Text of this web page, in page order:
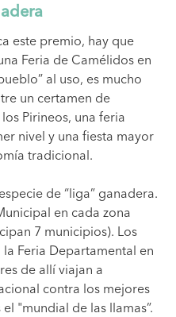
este premio, hay que
Feria de Camélidos en
al uso, es mucho
un certamen de
Pirineos, una feria
nivel y una fiesta mayor
tradicional.
de “liga” ganadera.
en cada zona
7 municipios). Los
Feria Departamental en
de allí viajan a
contra los mejores
"mundial de las llamas”.